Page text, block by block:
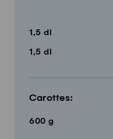
1,5 dl
1,5 dl
Carottes:
600 g